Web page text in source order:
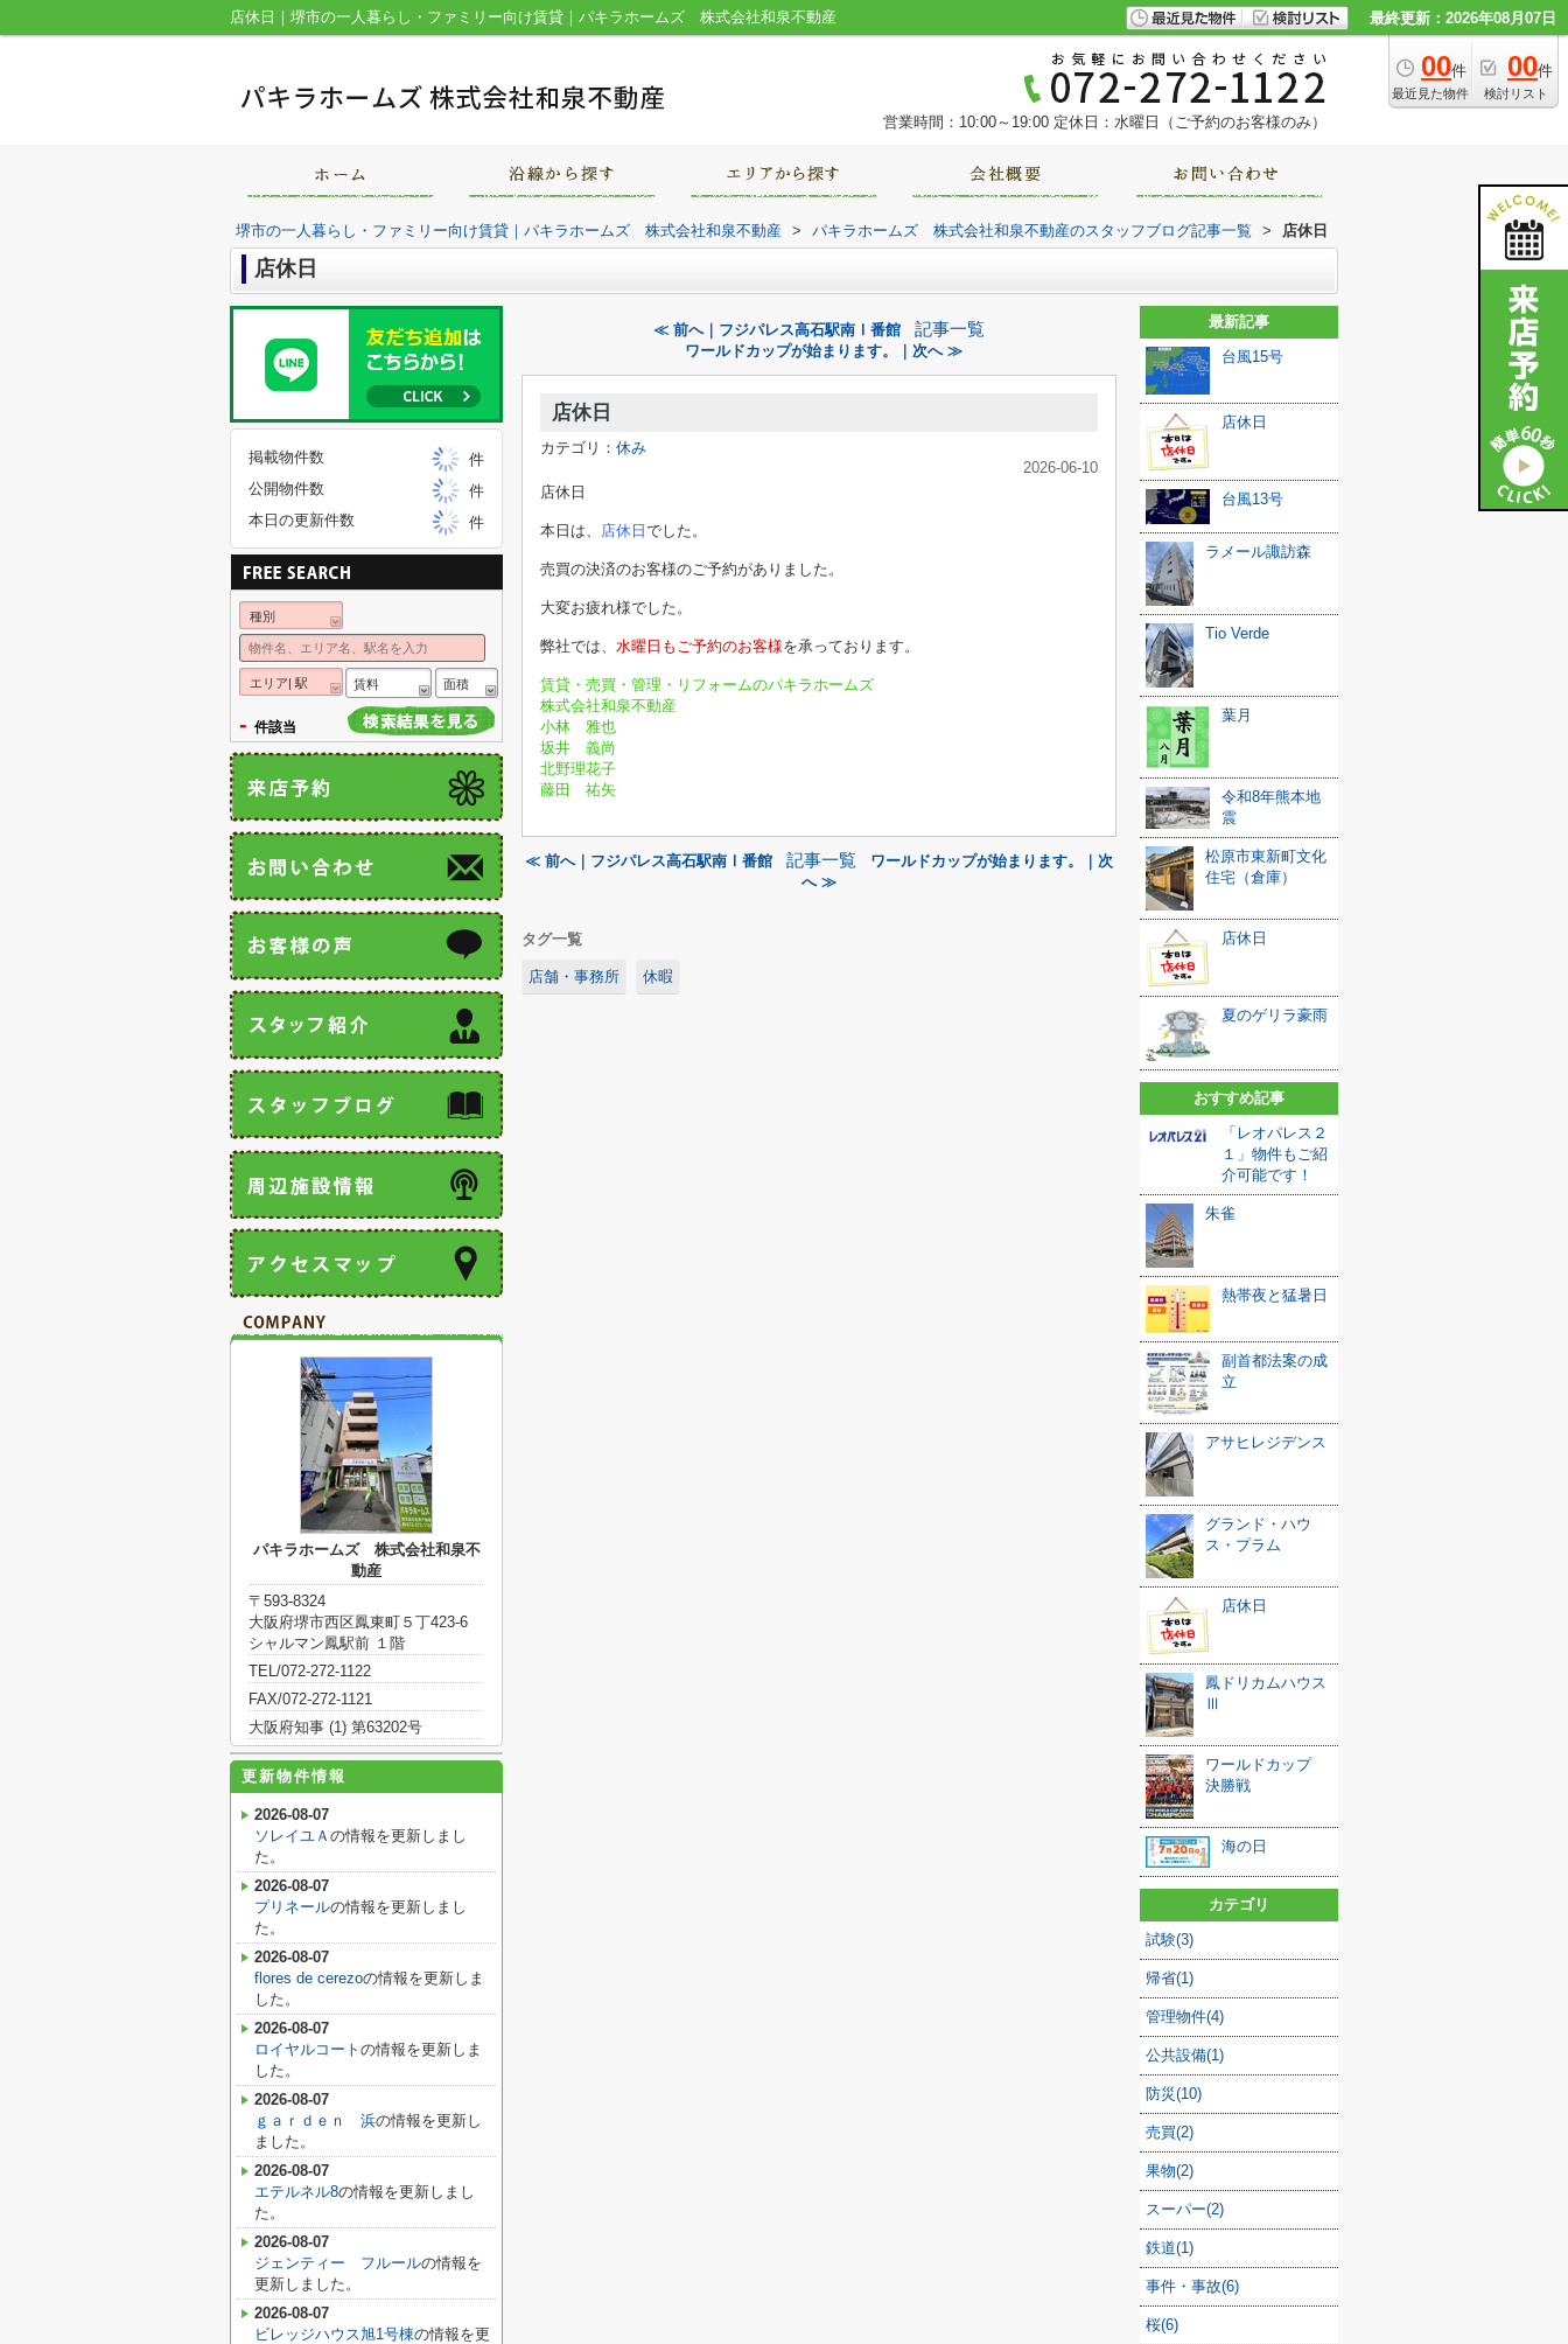
店休日｜堺市の一人暮らし・ファミリー向け賃貸｜パキラホームズ 株式会社和泉不動産 最終更新：2026年08月07日
00件
最近見た物件
00件
検討リスト
営業時間：10:00～19:00 定休日：水曜日（ご予約のお客様のみ）
堺市の一人暮らし・ファミリー向け賃貸｜パキラホームズ 株式会社和泉不動産 > パキラホームズ 株式会社和泉不動産のスタッフブログ記事一覧 > 店休日
店休日
≪ 前へ｜フジパレス高石駅南Ⅰ番館 記事一覧
ワールドカップが始まります。｜次へ ≫
店休日
カテゴリ： 休み
2026-06-10
店休日
本日は、 店休日 でした。
売買の決済のお客様のご予約がありました。
大変お疲れ様でした。
弊社では、 水曜日もご予約のお客様を承っております。
賃貸・売買・管理・リフォームのパキラホームズ
株式会社和泉不動産
小林 雅也
坂井 義尚
北野理花子
藤田 祐矢
≪ 前へ｜フジパレス高石駅南Ⅰ番館 記事一覧
ワールドカップが始まります。｜次
へ ≫
タグ一覧
店舗・事務所 休暇
最新記事
台風15号
店休日
台風13号
ラメール諏訪森
Tio Verde
葉月
令和8年熊本地
震
松原市東新町文化
住宅（倉庫）
店休日
夏のゲリラ豪雨
おすすめ記事
「レオパレス２
１」物件もご紹
介可能です！
朱雀
熱帯夜と猛暑日
副首都法案の成
立
アサヒレジデンス
グランド・ハウ
ス・プラム
店休日
鳳ドリカムハウス
Ⅲ
ワールドカップ
決勝戦
海の日
カテゴリ
試験(3)
帰省(1)
管理物件(4)
公共設備(1)
防災(10)
売買(2)
果物(2)
スーパー(2)
鉄道(1)
事件・事故(6)
桜(6)
掲載物件数
件
公開物件数
件
本日の更新件数
件
種別
エリア| 駅 賃料 面積
- 件該当
パキラホームズ 株式会社和泉不
動産
〒593-8324
大阪府堺市西区鳳東町５丁423-6
シャルマン鳳駅前 １階
TEL/072-272-1122
FAX/072-272-1121
大阪府知事 (1) 第63202号
更新物件情報
2026-08-07
ソレイユＡ の情報を更新しまし
た。
2026-08-07
プリネールの情報を更新しまし
た。
2026-08-07
flores de cerezoの情報を更新しま
した。
2026-08-07
ロイヤルコート の情報を更新しま
した。
2026-08-07
ｇａｒｄｅｎ 浜の情報を更新し
ました。
2026-08-07
エテルネル8の情報を更新しまし
た。
2026-08-07
ジェンティー フルールの情報を
更新しました。
2026-08-07
ビレッジハウス旭1号棟の情報を更